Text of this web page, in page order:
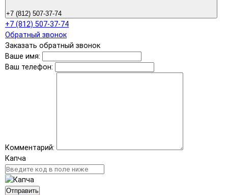
+7 (812) 507-37-74
+7 (812) 507-37-74
Обратный звонок
Заказать обратный звонок
Ваше имя:
Ваш телефон:
Комментарий:
Капча
Отправить